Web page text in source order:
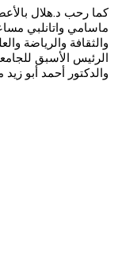
كما رحب د.هلال
ماسامي واتانلبي
والثقافة والرياضة
الرئيس الأسبق للجامعة
والدكتور أحمد أبو